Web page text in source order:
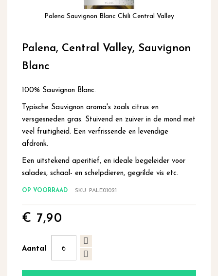
Palena Sauvignon Blanc Chili Central Valley
het
begin
van
afbeeldingen-
Palena, Central Valley, Sauvignon
Blanc
100% Sauvignon Blanc.
Typische Sauvignon aroma's zoals citrus en
versgesneden gras. Stuivend en zuiver in de mond met
veel fruitigheid. Een verfrissende en levendige
afdronk.
Een uitstekend aperitief, en ideale begeleider voor
salades, schaal- en schelpdieren, gegrilde vis etc.
OP VOORRAAD SKU PALE01021
€ 7,90
Aantal